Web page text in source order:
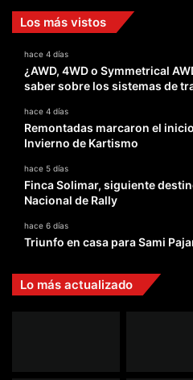
Los más vistos
hace 4 días
¿AWD, 4WD o Symmetrical
saber sobre los sistemas de
hace 4 días
Remontadas marcaron el
Invierno de Kartismo
hace 5 días
Finca Solimar, siguiente
Nacional de Rally
hace 6 días
Triunfo en casa para Sami
Lo más actualizado